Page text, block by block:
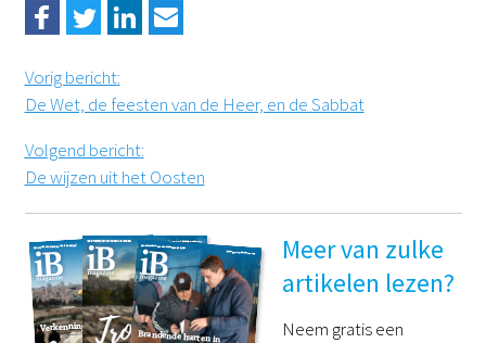
Vorig bericht:
De Wet, de feesten van de Heer, en de Sabbat
Volgend bericht:
De wijzen uit het Oosten
Meer van zulke
artikelen lezen?
Neem gratis een